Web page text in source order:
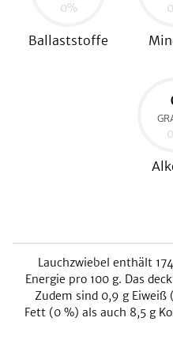
0%
Ballaststoffe
0
0
Lauchzwiebel enthält 174
Energie pro 100 g. Das
Zudem sind 0,9 g Eiweiß (
Fett (0 %) als auch 8,5 g